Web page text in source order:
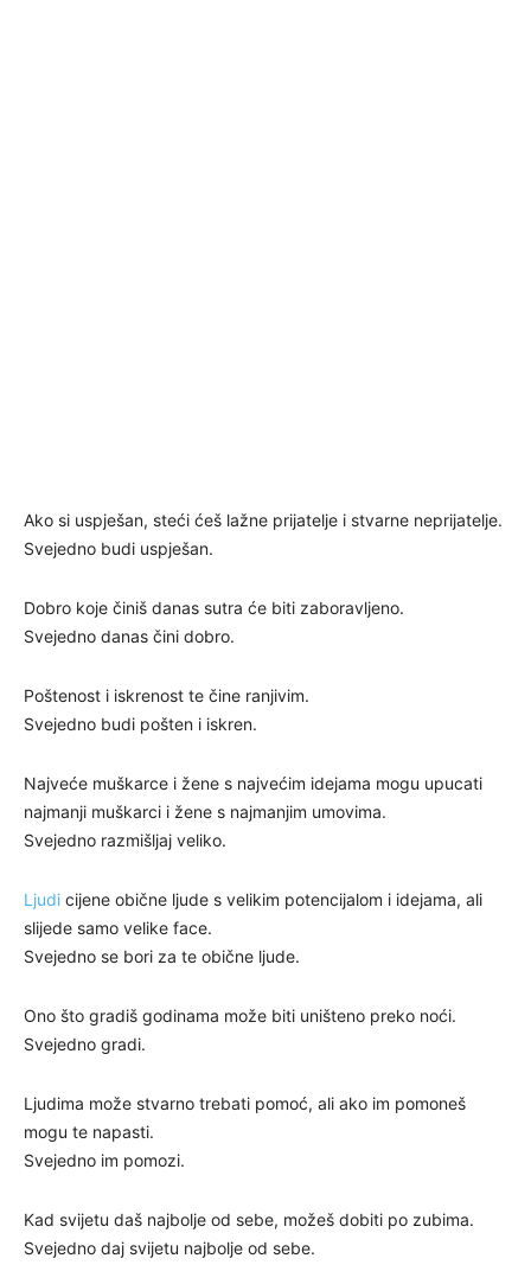
Ako si uspješan, steći ćeš lažne prijatelje i stvarne neprijatelje.
Svejedno budi uspješan.
Dobro koje činiš danas sutra će biti zaboravljeno.
Svejedno danas čini dobro.
Poštenost i iskrenost te čine ranjivim.
Svejedno budi pošten i iskren.
Najveće muškarce i žene s najvećim idejama mogu upucati
najmanji muškarci i žene s najmanjim umovima.
Svejedno razmišljaj veliko.
Ljudi cijene obične ljude s velikim potencijalom i idejama, ali
slijede samo velike face.
Svejedno se bori za te obične ljude.
Ono što gradiš godinama može biti uništeno preko noći.
Svejedno gradi.
Ljudima može stvarno trebati pomoć, ali ako im pomoneš
mogu te napasti.
Svejedno im pomozi.
Kad svijetu daš najbolje od sebe, možeš dobiti po zubima.
Svejedno daj svijetu najbolje od sebe.